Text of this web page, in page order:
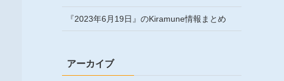
『2023年6月19日』のKiramune情報まとめ
アーカイブ